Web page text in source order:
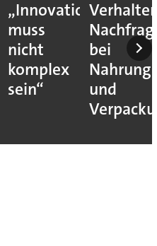
„Innovation
muss
nicht
komplex
sein“
bei
und